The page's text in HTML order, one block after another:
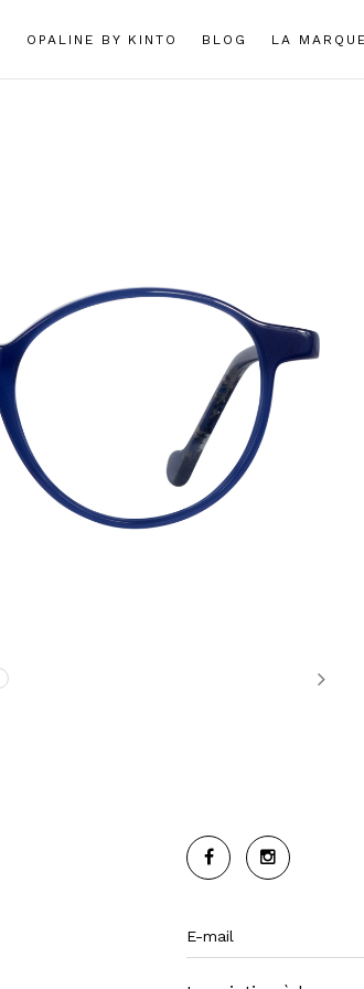
OPALINE BY KINTO BLOG LA MARQUE
Next